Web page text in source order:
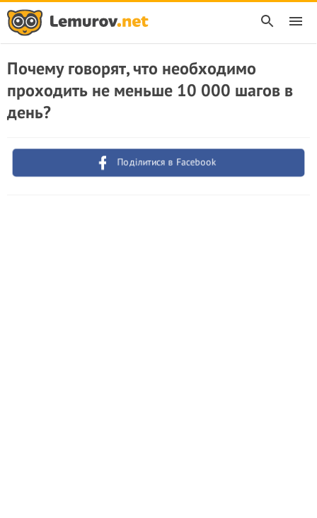
Почему говорят, что необходимо
проходить не меньше 10 000 шагов в
день?
Поділитися в Facebook